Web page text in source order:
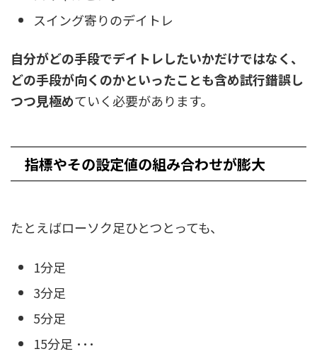
スイング寄りのデイトレ
自分がどの手段でデイトレしたいかだけではなく、
どの手段が向くのかといったことも含め試行錯誤し
つつ見極めていく必要があります。
指標やその設定値の組み合わせが膨大
たとえばローソク足ひとつとっても、
1分足
3分足
5分足
15分足 ･･･